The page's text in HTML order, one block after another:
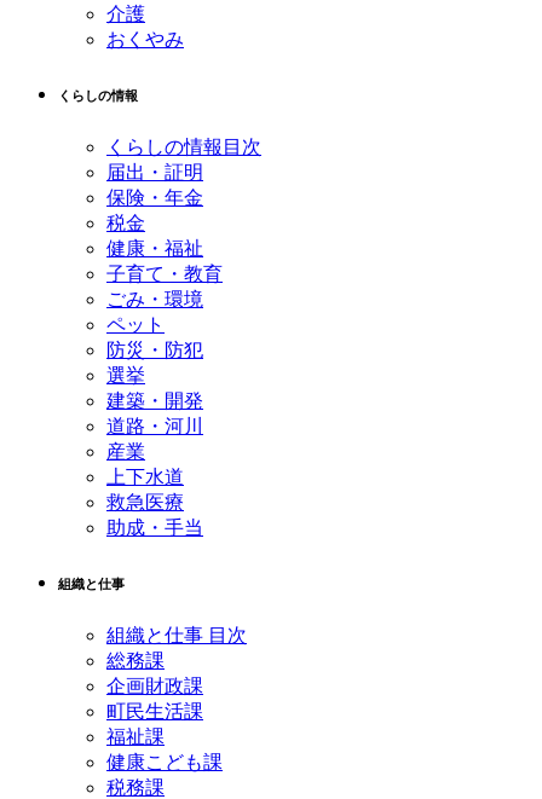
介護
おくやみ
くらしの情報
くらしの情報目次
届出・証明
保険・年金
税金
健康・福祉
子育て・教育
ごみ・環境
ペット
防災・防犯
選挙
建築・開発
道路・河川
産業
上下水道
救急医療
助成・手当
組織と仕事
組織と仕事 目次
総務課
企画財政課
町民生活課
福祉課
健康こども課
税務課